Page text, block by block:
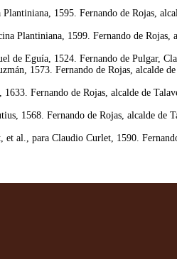
1595. Fernando de Rojas,
Plantiniana, 1599. Fernando de
de Eguía, 1524. Fernando de Pulgar,
1573. Fernando de Rojas,
Fernando de Rojas, alcalde de
1568. Fernando de Rojas, alcalde
et al., para Claudio Curlet, 1590.